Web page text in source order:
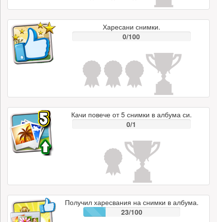
Харесани снимки.
0/100
Качи повече от 5 снимки в албума си.
0/1
Получил харесвания на снимки в албума.
23/100